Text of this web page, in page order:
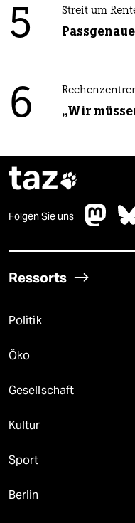
5 Streit um
6 „Wir
taz
Folgen Sie uns
Ressorts
Politik
Öko
Gesellschaft
Kultur
Sport
Berlin